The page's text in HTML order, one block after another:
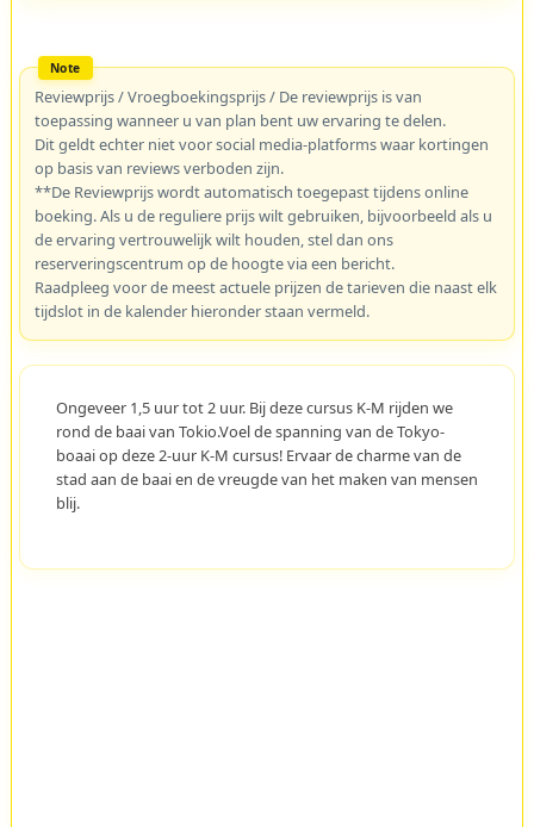
Reviewprijs / Vroegboekingsprijs / De reviewprijs is van
toepassing wanneer u van plan bent uw ervaring te delen.
Dit geldt echter niet voor social media-platforms waar kortingen
op basis van reviews verboden zijn.
**De Reviewprijs wordt automatisch toegepast tijdens online
boeking. Als u de reguliere prijs wilt gebruiken, bijvoorbeeld als u
de ervaring vertrouwelijk wilt houden, stel dan ons
reserveringscentrum op de hoogte via een bericht.
Raadpleeg voor de meest actuele prijzen de tarieven die naast elk
tijdslot in de kalender hieronder staan vermeld.
Ongeveer 1,5 uur tot 2 uur. Bij deze cursus K-M rijden we
rond de baai van Tokio.Voel de spanning van de Tokyo-
boaai op deze 2-uur K-M cursus! Ervaar de charme van de
stad aan de baai en de vreugde van het maken van mensen
blij.